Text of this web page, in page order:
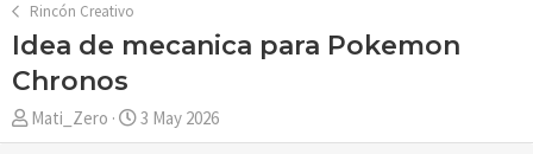
Rincón Creativo
Idea de mecanica para Pokemon
Chronos
A
u
Mati_Zero
F
e
3 May 2026